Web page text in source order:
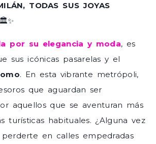
TODAS SUS JOYAS
🏛️✨
por su elegancia y moda, es
sus icónicas pasarelas y el
. En esta vibrante metrópoli,
que aguardan ser
aquellos que se aventuran más
turísticas habituales. ¿Alguna vez
perderte en calles empedradas